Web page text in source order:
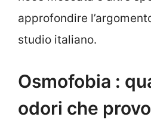
approfondire
studio italiano.
Osmofobia :
odori che